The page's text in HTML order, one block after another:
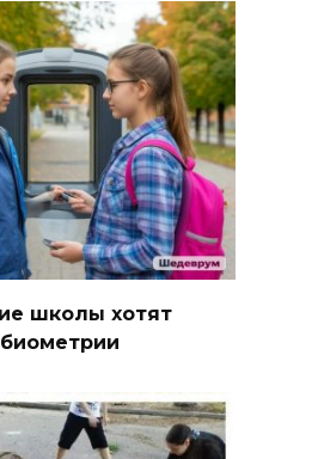
школы хотят